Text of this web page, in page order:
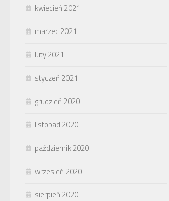
kwiecień 2021
marzec 2021
luty 2021
styczeń 2021
grudzień 2020
listopad 2020
październik 2020
wrzesień 2020
sierpień 2020